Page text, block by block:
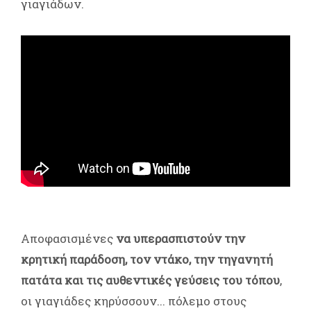
γιαγιάδων.
Αποφασισμένες να υπερασπιστούν την
κρητική παράδοση, τον ντάκο, την τηγανητή
πατάτα και τις αυθεντικές γεύσεις του τόπου,
οι γιαγιάδες κηρύσσουν... πόλεμο στους